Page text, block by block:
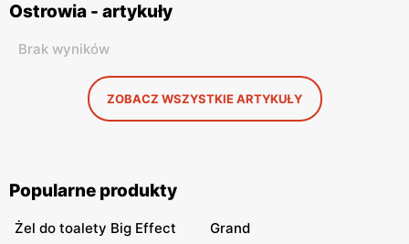
Ostrowia - artykuły
Brak wyników
ZOBACZ WSZYSTKIE ARTYKUŁY
Popularne produkty
Żel do toalety Big Effect
Grand